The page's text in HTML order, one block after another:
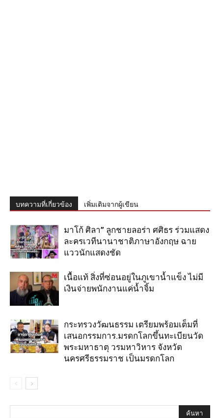
บทความที่เกี่ยวข้อง เพิ่มเติมจากผู้เขียน
มาโก้ ศิลา” ลูกชายลอร่า ศศิธร ร่วมแสดง
ละครเวทีนานาชาติภาษาอังกฤษ ฉาย
แววนักแสดงชัด
เนื้อแท้ สิ่งที่ซ่อนอยู่ในภูเขาน้ำแข็ง ไม่มี
เงินจ่ายพนักงานแค่น้ำจิ้ม
กระทรวงวัฒนธรรม เตรียมพร้อมเต็มที่
เสนอกรรมการ.มรดกโลกขึ้นทะเบียนวัด
พระมหาธาตุ วรมหาวิหาร จังหวัด
นครศรีธรรมราช เป็นมรดกโลก